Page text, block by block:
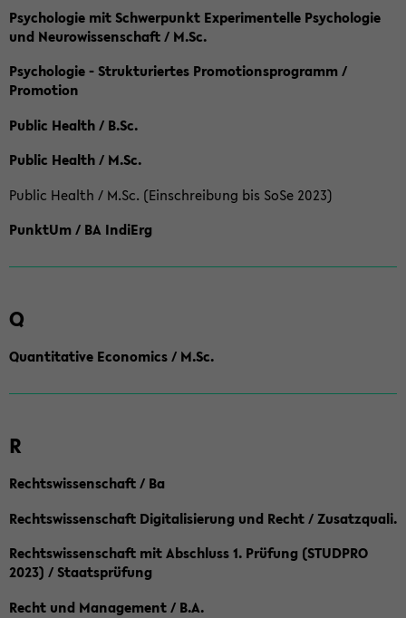
Psychologie mit Schwerpunkt Experimentelle Psychologie
und Neurowissenschaft / M.Sc.
Psychologie - Strukturiertes Promotionsprogramm /
Promotion
Public Health / B.Sc.
Public Health / M.Sc.
Public Health / M.Sc. (Einschreibung bis SoSe 2023)
PunktUm / BA IndiErg
Q
Quantitative Economics / M.Sc.
R
Rechtswissenschaft / Ba
Rechtswissenschaft Digitalisierung und Recht / Zusatzquali.
Rechtswissenschaft mit Abschluss 1. Prüfung (STUDPRO
2023) / Staatsprüfung
Recht und Management / B.A.